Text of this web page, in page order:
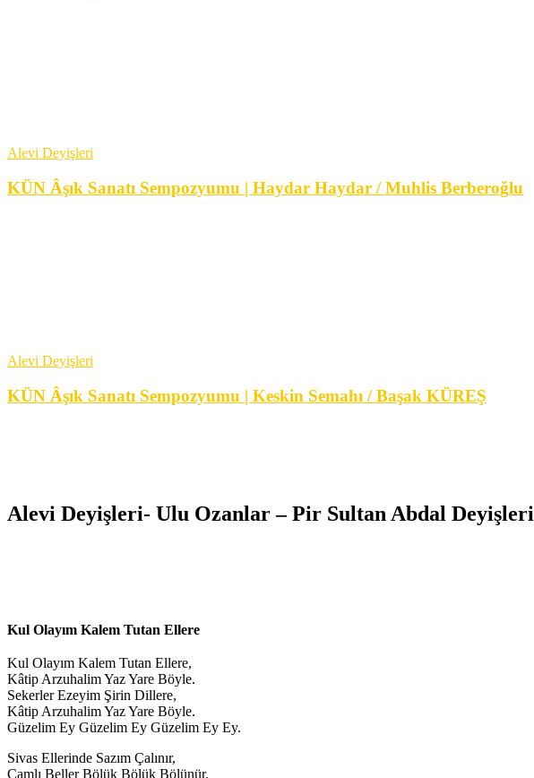
Alevi Deyişleri
KÜN Âşık Sanatı Sempozyumu | Haydar Haydar / Muhlis Berberoğlu
Alevi Deyişleri
KÜN Âşık Sanatı Sempozyumu | Keskin Semahı / Başak KÜREŞ
Alevi Deyişleri- Ulu Ozanlar – Pir Sultan Abdal Deyişleri
Kul Olayım Kalem Tutan Ellere
Kul Olayım Kalem Tutan Ellere,
Kâtip Arzuhalim Yaz Yare Böyle.
Sekerler Ezeyim Şirin Dillere,
Kâtip Arzuhalim Yaz Yare Böyle.
Güzelim Ey Güzelim Ey Güzelim Ey Ey.
Sivas Ellerinde Sazım Çalınır,
Çamlı Beller Bölük Bölük Bölünür.